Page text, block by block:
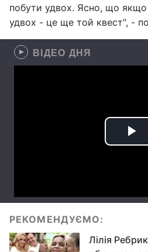
побути удвох. Ясно, що якщо
удвох - це ще той квест", -
ВІДЕО ДНЯ
РЕКОМЕНДУЄМО:
Лілія